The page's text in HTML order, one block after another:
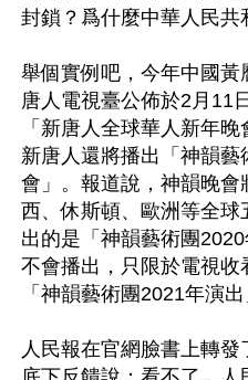
封鎖？爲什麼中華人民共
舉個實例吧，今年中國
唐人電視臺公佈於2月11
「新唐人全球華人新年
新唐人還將播出「神韻
會」。報道說，神韻晚
西、休斯頓、歐洲等全
出的是「神韻藝術團
不會播出，只限於電視
「神韻藝術團2021年演出
人民報在官網臉書上轉